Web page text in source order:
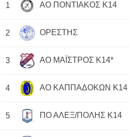
1 ΑΟ ΠΟΝΤΙΑΚΟΣ Κ14
2 ΟΡΕΣΤΗΣ
3 ΑΟ ΜΑΪΣΤΡΟΣ Κ14*
4 ΑΟ ΚΑΠΠΑΔΟΚΩΝ Κ14
5 ΠΟ ΑΛΕΞ/ΠΟΛΗΣ Κ14